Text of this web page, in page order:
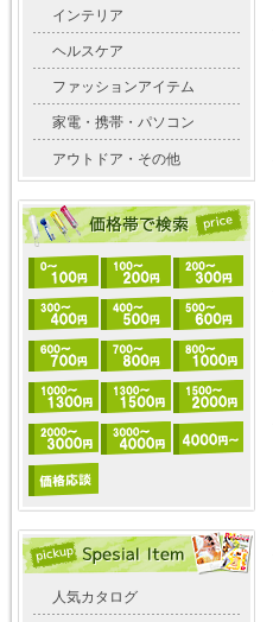
インテリア
ヘルスケア
ファッションアイテム
家電・携帯・パソコン
アウトドア・その他
人気カタログ